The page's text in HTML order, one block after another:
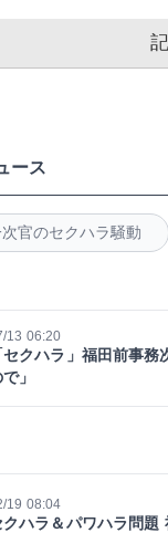
ース
官のセクハラ騒動
13 06:20
セクハラ」福田前事
」
19 08:04
クハラ＆パワハラ問題